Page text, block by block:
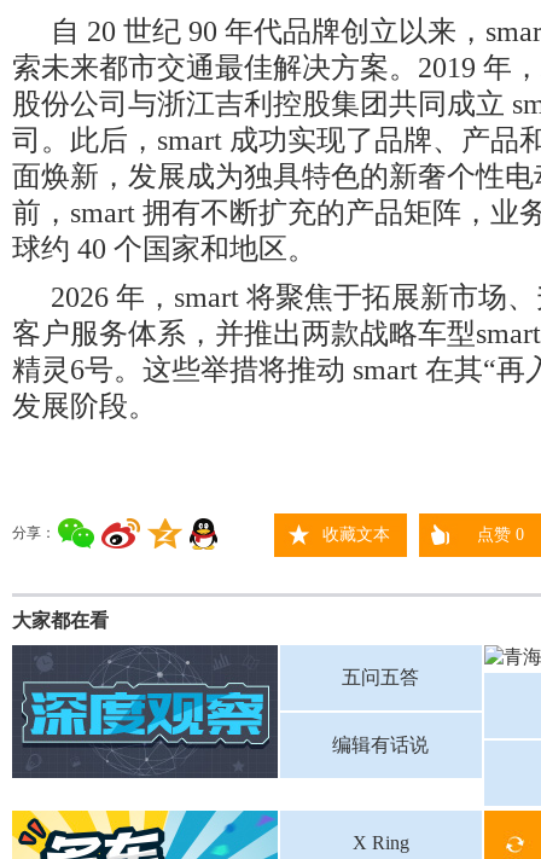
自 20 世纪 90 年代品牌创立以来，
索未来都市交通最佳解决方案。2019 年
股份公司与浙江吉利控股集团共同成立
司。此后，smart 成功实现了品牌、产品
面焕新，发展成为独具特色的新奢个性
前，smart 拥有不断扩充的产品矩阵，业
球约 40 个国家和地区。
2026 年，smart 将聚焦于拓展新市场、
客户服务体系，并推出两款战略车型
精灵6号。这些举措将推动 smart 在其“再
发展阶段。
分享： 收藏文本 点赞0
大家都在看
五问五答
编辑有话说
X Ring